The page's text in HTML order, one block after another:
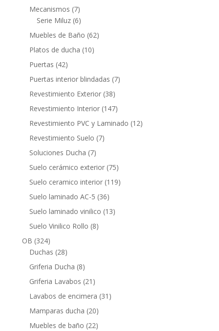
Mecanismos 77
productos
Serie Miluz 66
productos
Muebles de Baño 6262
Platos de ducha 1010
Puertas 4242
productos
Puertas interior blindadas 77
Revestimiento Exterior 3838
productos
Revestimiento Interior 147147
productos
Revestimiento PVC y Laminado 1212
Revestimiento Suelo 77
Soluciones Ducha 77
productos
Suelo cerámico exterior 7575
productos
Suelo ceramico interior 119119
Suelo laminado AC-5 3636
productos
Suelo laminado vinilico 1313
Suelo Vinilico Rollo 88
OB 324324
productos
Duchas 2828
productos
Griferia Ducha 88
productos
Griferia Lavabos 21 21
productos
Lavabos de encimera 31 31
Mamparas ducha 2020
productos
Muebles de baño 2222